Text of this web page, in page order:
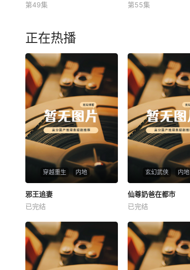
未知
第49集
未知
第55集
正在热播
穿越重生 内地
邪王追妻
未知
邪王追妻
已完结
玄幻武侠 内地
仙尊奶爸在都市
未知
仙尊奶爸在都市
已完结